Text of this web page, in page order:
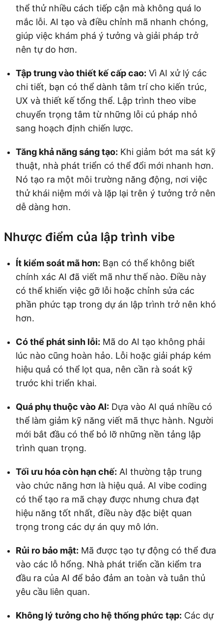
thể thử nhiều cách tiếp cận mà không quá lo
mắc lỗi. AI tạo và điều chỉnh mã nhanh chóng,
giúp việc khám phá ý tưởng và giải pháp trở
nên tự do hơn.
Tập trung vào thiết kế cấp cao: Vì AI xử lý các
chi tiết, bạn có thể dành tâm trí cho kiến trúc,
UX và thiết kế tổng thể. Lập trình theo vibe
chuyển trọng tâm từ những lỗi cú pháp nhỏ
sang hoạch định chiến lược.
Tăng khả năng sáng tạo: Khi giảm bớt ma sát kỹ
thuật, nhà phát triển có thể đổi mới nhanh hơn.
Nó tạo ra một môi trường năng động, nơi việc
thử khái niệm mới và lặp lại trên ý tưởng trở nên
dễ dàng hơn.
Nhược điểm của lập trình vibe
Ít kiểm soát mã hơn: Bạn có thể không biết
chính xác AI đã viết mã như thế nào. Điều này
có thể khiến việc gỡ lỗi hoặc chỉnh sửa các
phần phức tạp trong dự án lập trình trở nên khó
hơn.
Có thể phát sinh lỗi: Mã do AI tạo không phải
lúc nào cũng hoàn hảo. Lỗi hoặc giải pháp kém
hiệu quả có thể lọt qua, nên cần rà soát kỹ
trước khi triển khai.
Quá phụ thuộc vào AI: Dựa vào AI quá nhiều có
thể làm giảm kỹ năng viết mã thực hành. Người
mới bắt đầu có thể bỏ lỡ những nền tảng lập
trình quan trọng.
Tối ưu hóa còn hạn chế: AI thường tập trung
vào chức năng hơn là hiệu quả. AI vibe coding
có thể tạo ra mã chạy được nhưng chưa đạt
hiệu năng tốt nhất, điều này đặc biệt quan
trọng trong các dự án quy mô lớn.
Rủi ro bảo mật: Mã được tạo tự động có thể đưa
vào các lỗ hổng. Nhà phát triển cần kiểm tra
đầu ra của AI để bảo đảm an toàn và tuân thủ
yêu cầu liên quan.
Không lý tưởng cho hệ thống phức tạp: Các dự